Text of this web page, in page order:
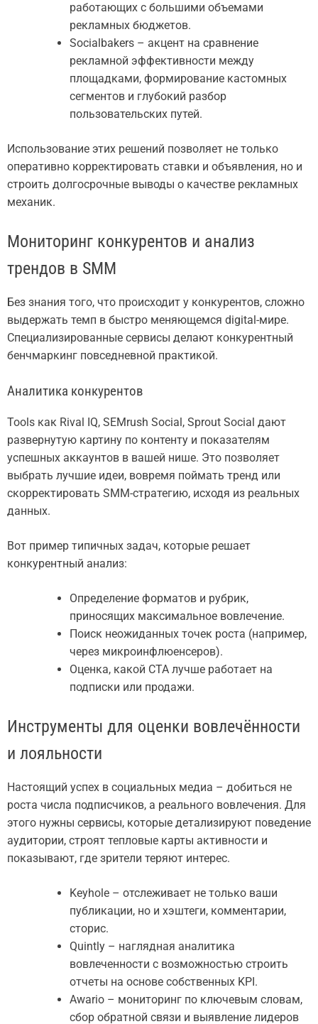
работающих с большими объемами
рекламных бюджетов.
Socialbakers – акцент на сравнение
рекламной эффективности между
площадками, формирование кастомных
сегментов и глубокий разбор
пользовательских путей.
Использование этих решений позволяет не только
оперативно корректировать ставки и объявления, но и
строить долгосрочные выводы о качестве рекламных
механик.
Мониторинг конкурентов и анализ
трендов в SMM
Без знания того, что происходит у конкурентов, сложно
выдержать темп в быстро меняющемся digital-мире.
Специализированные сервисы делают конкурентный
бенчмаркинг повседневной практикой.
Аналитика конкурентов
Tools как Rival IQ, SEMrush Social, Sprout Social дают
развернутую картину по контенту и показателям
успешных аккаунтов в вашей нише. Это позволяет
выбрать лучшие идеи, вовремя поймать тренд или
скорректировать SMM-стратегию, исходя из реальных
данных.
Вот пример типичных задач, которые решает
конкурентный анализ:
Определение форматов и рубрик,
приносящих максимальное вовлечение.
Поиск неожиданных точек роста (например,
через микроинфлюенсеров).
Оценка, какой CTA лучше работает на
подписки или продажи.
Инструменты для оценки вовлечённости
и лояльности
Настоящий успех в социальных медиа – добиться не
роста числа подписчиков, а реального вовлечения. Для
этого нужны сервисы, которые детализируют поведение
аудитории, строят тепловые карты активности и
показывают, где зрители теряют интерес.
Keyhole – отслеживает не только ваши
публикации, но и хэштеги, комментарии,
сторис.
Quintly – наглядная аналитика
вовлеченности с возможностью строить
отчеты на основе собственных KPI.
Awario – мониторинг по ключевым словам,
сбор обратной связи и выявление лидеров